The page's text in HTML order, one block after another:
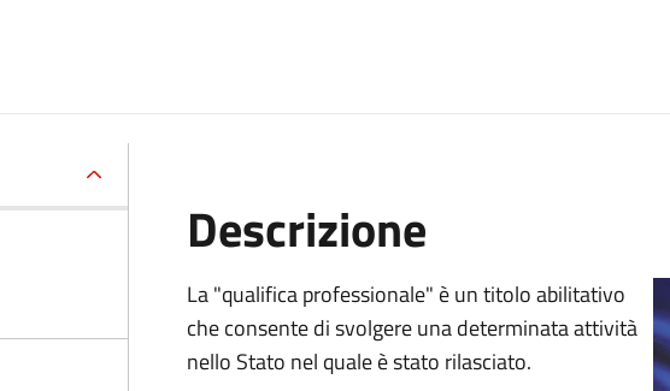
Descrizione
La "qualifica professionale" è un titolo abilitativo
che consente di svolgere una determinata attività
nello Stato nel quale è stato rilasciato.